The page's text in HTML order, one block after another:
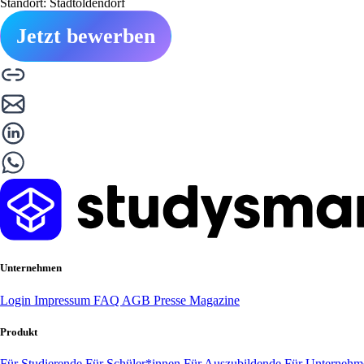
Standort: Stadtoldendorf
Jetzt bewerben
Unternehmen
Login Impressum FAQ AGB Presse Magazine
Produkt